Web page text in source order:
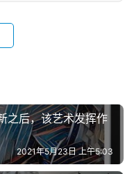
之后，该艺术发挥作
2021年5月23日 上午5:03